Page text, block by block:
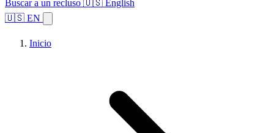
Buscar a un recluso 🇺🇸 English
🇺🇸 EN
Inicio